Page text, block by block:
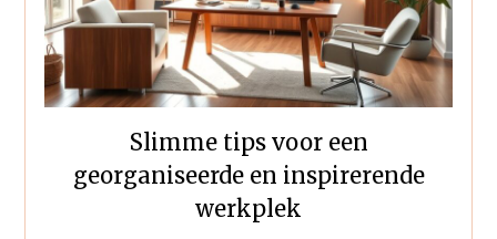
Slimme tips voor een
georganiseerde en inspirerende
werkplek